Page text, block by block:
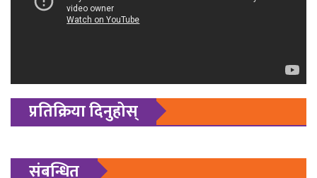
प्रतिक्रिया दिनुहोस्
संबन्धित